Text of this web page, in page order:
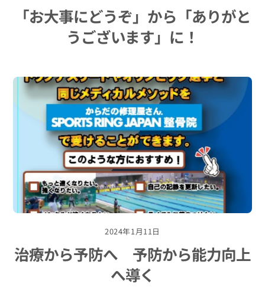
「お大事にどうぞ」から「ありがと
うございます」に！
2024年1月11日
治療から予防へ 予防から能力向上
へ導く